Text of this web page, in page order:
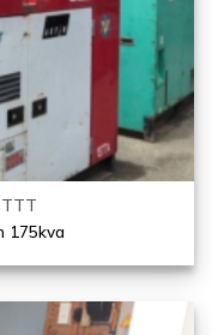
175kva